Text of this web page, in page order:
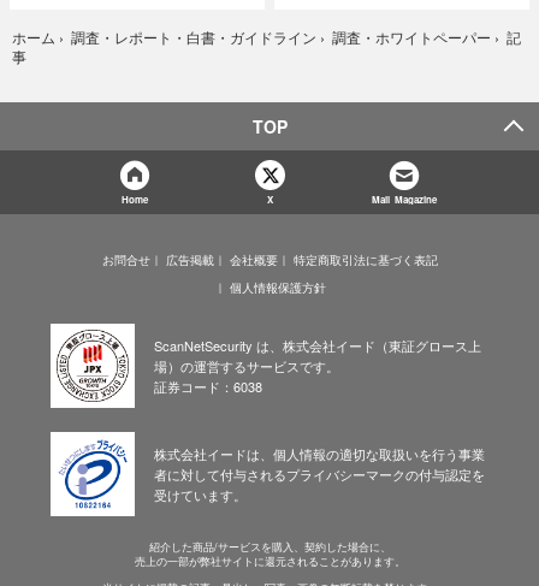
ホーム › 調査・レポート・白書・ガイドライン › 調査・ホワイトペーパー › 記
事
TOP
Home X Mail Magazine
お問合せ 広告掲載 会社概要
特定商取引法に基づく表記
個人情報保護方針
ScanNetSecurity は、株式会社イード（東証グロース上
場）の運営するサービスです。
証券コード：6038
株式会社イードは、個人情報の適切な取扱いを行う事業
者に対して付与されるプライバシーマークの付与認定を
受けています。
紹介した商品/サービスを購入、契約した場合に、
売上の一部が弊社サイトに還元されることがあります。